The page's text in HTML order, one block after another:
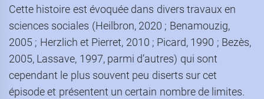
Cette histoire est évoquée dans divers travaux en
sciences sociales (Heilbron, 2020 ; Benamouzig,
2005 ; Herzlich et Pierret, 2010 ; Picard, 1990 ; Bezès,
2005, Lassave, 1997, parmi d’autres) qui sont
cependant le plus souvent peu diserts sur cet
épisode et présentent un certain nombre de limites.